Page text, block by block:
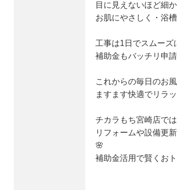
目に見えないほど細か
お肌にやさしく・浴
工事は1日でスムーズ
補助金もバッチリ申
これからの毎日のお
ますます快適でリラ
チカラもち宮崎店では
リフォームや設備更
🌸
補助金活用で賢くお